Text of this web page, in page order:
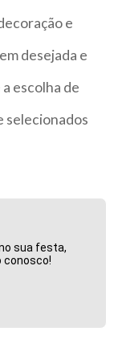
e
desejada e
escolha de
selecionados
sua festa,
conosco!